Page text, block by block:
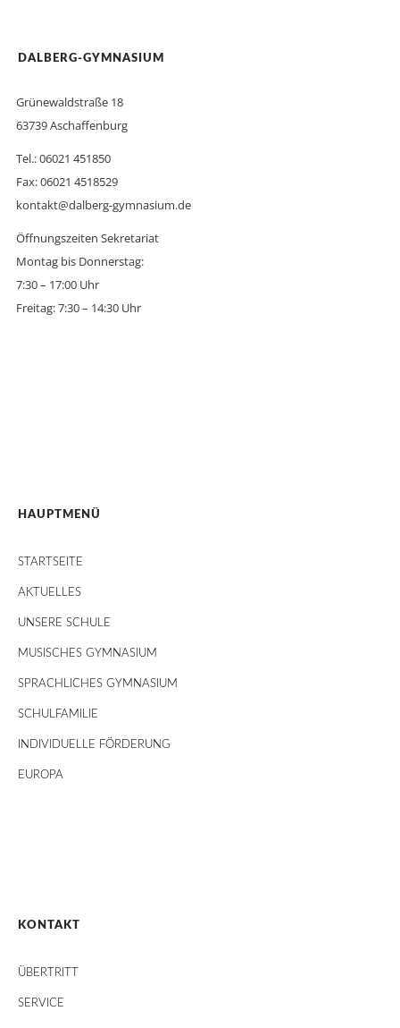
DALBERG-GYMNASIUM
Grünewaldstraße 18
63739 Aschaffenburg
Tel.: 06021 451850
Fax: 06021 4518529
kontakt@dalberg-gymnasium.de
Öffnungszeiten Sekretariat
Montag bis Donnerstag:
7:30 – 17:00 Uhr
Freitag: 7:30 – 14:30 Uhr
HAUPTMENÜ
STARTSEITE
AKTUELLES
UNSERE SCHULE
MUSISCHES GYMNASIUM
SPRACHLICHES GYMNASIUM
SCHULFAMILIE
INDIVIDUELLE FÖRDERUNG
EUROPA
KONTAKT
ÜBERTRITT
SERVICE